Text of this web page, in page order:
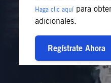
Haga clic aquí para
adicionales.
Regístrate Ahora